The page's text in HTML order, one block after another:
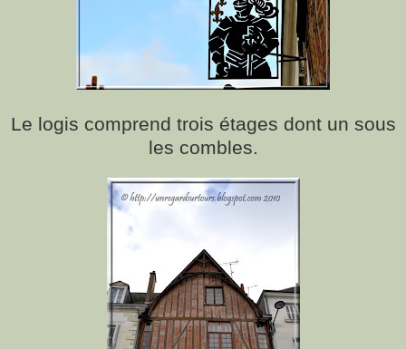
Le logis comprend trois étages dont un sous
les combles.